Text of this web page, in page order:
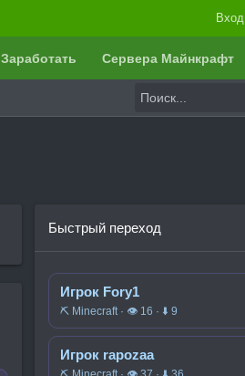
Вход
Заработать Сервера Майнкрафт
Быстрый переход
Игрок Fory1
⛏️ Minecraft · 👁 16 · ⬇ 9
Игрок rapozaa